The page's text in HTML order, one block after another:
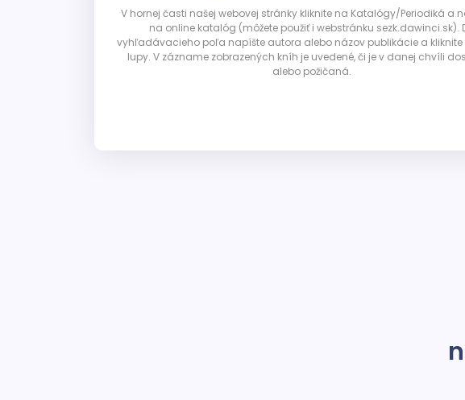
V hornej časti našej webovej stránky kliknite na Katalógy/Periodiká a
na online katalóg (môžete použiť i webstránku sezk.dawinci.sk).
vyhľadávacieho poľa napíšte autora alebo názov publikácie a kliknite
lupy. V zázname zobrazených kníh je uvedené, či je v danej chvíli
alebo požičaná.